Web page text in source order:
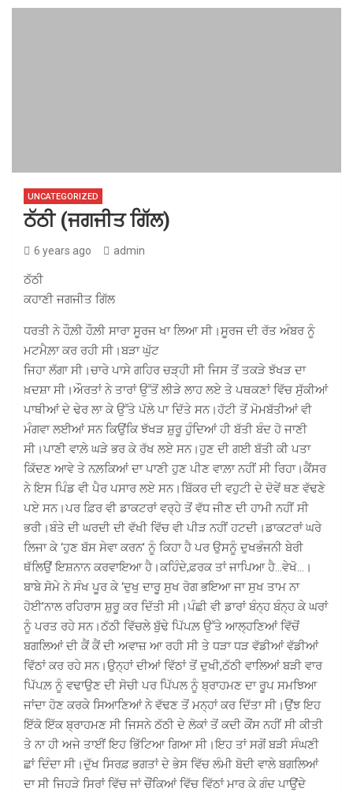
UNCATEGORIZED
ਠੱਠੀ (ਜਗਜੀਤ ਗਿੱਲ)
6 years ago admin
ਠੱਠੀ
ਕਹਾਣੀ ਜਗਜੀਤ ਗਿੱਲ
ਧਰਤੀ ਨੇ ਹੌਲ਼ੀ ਹੌਲ਼ੀ ਸਾਰਾ ਸੂਰਜ ਖਾ ਲਿਆ ਸੀ।ਸੂਰਜ ਦੀ ਰੱਤ ਅੰਬਰ ਨੂੰ
ਮਟਮੈਲ਼ਾ ਕਰ ਰਹੀ ਸੀ।ਬੜਾ ਘੁੱਟ
ਜਿਹਾ ਲੱਗਾ ਸੀ।ਚਾਰੇ ਪਾਸੇ ਗਹਿਰ ਚੜ੍ਹੀ ਸੀ ਜਿਸ ਤੋਂ ਤਕੜੇ ਝੱਖੜ ਦਾ
ਖ਼ਦਸ਼ਾ ਸੀ।ਔਰਤਾਂ ਨੇ ਤਾਰਾਂ ਉੱਤੋਂ ਲੀੜੇ ਲਾਹ ਲਏ ਤੇ ਪਥਕਣਾਂ ਵਿੱਚ ਸੁੱਕੀਆਂ
ਪਾਥੀਆਂ ਦੇ ਢੇਰ ਲਾ ਕੇ ਉੱਤੇ ਪੱਲੇ ਪਾ ਦਿੱਤੇ ਸਨ।ਹੱਟੀ ਤੋਂ ਮੋਮਬੱਤੀਆਂ ਵੀ
ਮੰਗਵਾ ਲਈਆਂ ਸਨ ਕਿਉਂਕਿ ਝੱਖੜ ਸ਼ੁਰੂ ਹੁੰਦਿਆਂ ਹੀ ਬੱਤੀ ਬੰਦ ਹੋ ਜਾਣੀ
ਸੀ।ਪਾਣੀ ਵਾਲ਼ੇ ਘੜੇ ਭਰ ਕੇ ਰੱਖ ਲਏ ਸਨ।ਹੁਣ ਦੀ ਗਈ ਬੱਤੀ ਕੀ ਪਤਾ
ਕਿੱਦਣ ਆਵੇ ਤੇ ਨਲ਼ਕਿਆਂ ਦਾ ਪਾਣੀ ਹੁਣ ਪੀਣ ਵਾਲ਼ਾ ਨਹੀਂ ਸੀ ਰਿਹਾ।ਕੈਂਸਰ
ਨੇ ਇਸ ਪਿੰਡ ਵੀ ਪੈਰ ਪਸਾਰ ਲਏ ਸਨ।ਬਿੱਕਰ ਦੀ ਵਹੁਟੀ ਦੇ ਦੋਵੇਂ ਥਣ ਵੱਢਣੇ
ਪਏ ਸਨ।ਪਰ ਫ਼ਿਰ ਵੀ ਡਾਕਟਰਾਂ ਵਰ੍ਹੇ ਤੋਂ ਵੱਧ ਜੀਣ ਦੀ ਹਾਮੀ ਨਹੀਂ ਸੀ
ਭਰੀ।ਬੰਤੇ ਦੀ ਘਰਦੀ ਦੀ ਵੱਖੀ ਵਿੱਚ ਵੀ ਪੀੜ ਨਹੀਂ ਹਟਦੀ।ਡਾਕਟਰਾਂ ਘਰੇ
ਲਿਜਾ ਕੇ ‘ਹੁਣ ਬੱਸ ਸੇਵਾ ਕਰਨ’ ਨੂੰ ਕਿਹਾ ਹੈ ਪਰ ਉਸਨੂੰ ਦੁਖਭੰਜਨੀ ਬੇਰੀ
ਥੱਲਿਉਂ ਇਸ਼ਨਾਨ ਕਰਵਾਇਆ ਹੈ।ਕਹਿੰਦੇ,ਫ਼ਰਕ ਤਾਂ ਜਾਪਿਆ ਹੈ…ਵੇਖੋ…।
ਬਾਬੇ ਸੋਮੇ ਨੇ ਸੰਖ ਪੂਰ ਕੇ ‘ਦੁਖੁ ਦਾਰੂ ਸੁਖ ਰੋਗ ਭਇਆ ਜਾ ਸੁਖ ਤਾਮ ਨਾ
ਹੋਈ’ਨਾਲ ਰਹਿਰਾਸ ਸ਼ੁਰੂ ਕਰ ਦਿੱਤੀ ਸੀ।ਪੰਛੀ ਵੀ ਡਾਰਾਂ ਬੰਨ੍ਹ ਬੰਨ੍ਹ ਕੇ ਘਰਾਂ
ਨੂੰ ਪਰਤ ਰਹੇ ਸਨ।ਠੱਠੀ ਵਿੱਚਲੇ ਬੁੱਢੇ ਪਿੱਪਲ਼ ਉੱਤੇ ਆਲ੍ਹਣਿਆਂ ਵਿੱਚੋਂ
ਬਗਲਿਆਂ ਦੀ ਕੈਂ ਕੈਂ ਦੀ ਅਵਾਜ਼ ਆ ਰਹੀ ਸੀ ਤੇ ਧੜਾ ਧੜ ਵੱਡੀਆਂ ਵੱਡੀਆਂ
ਵਿੱਠਾਂ ਕਰ ਰਹੇ ਸਨ।ਉਨ੍ਹਾਂ ਦੀਆਂ ਵਿੱਠਾਂ ਤੋਂ ਦੁਖੀ,ਠੱਠੀ ਵਾਲਿਆਂ ਬੜੀ ਵਾਰ
ਪਿੱਪਲ਼ ਨੂੰ ਵਢਾਉਣ ਦੀ ਸੋਚੀ ਪਰ ਪਿੱਪਲ ਨੂੰ ਬ੍ਰਾਹਮਣ ਦਾ ਰੂਪ ਸਮਝਿਆ
ਜਾਂਦਾ ਹੋਣ ਕਰਕੇ ਸਿਆਣਿਆਂ ਨੇ ਵੱਢਣ ਤੋਂ ਮਨ੍ਹਾਂ ਕਰ ਦਿੱਤਾ ਸੀ।ਉਂਝ ਇਹ
ਇੱਕੋ ਇੱਕ ਬ੍ਰਾਹਮਣ ਸੀ ਜਿਸਨੇ ਠੱਠੀ ਦੇ ਲੋਕਾਂ ਤੋਂ ਕਦੀ ਕੌਂਸ ਨਹੀਂ ਸੀ ਕੀਤੀ
ਤੇ ਨਾ ਹੀ ਅਜੇ ਤਾਈਂ ਇਹ ਭਿੱਟਿਆ ਗਿਆ ਸੀ।ਇਹ ਤਾਂ ਸਗੋਂ ਬੜੀ ਸੰਘਣੀ
ਛਾਂ ਦਿੰਦਾ ਸੀ।ਦੁੱਖ ਸਿਰਫ਼ ਭਗਤਾਂ ਦੇ ਭੇਸ ਵਿੱਚ ਲੰਮੀ ਬੋਦੀ ਵਾਲੇ ਬਗਲਿਆਂ
ਦਾ ਸੀ ਜਿਹੜੇ ਸਿਰਾਂ ਵਿੱਚ ਜਾਂ ਚੌਂਕਿਆਂ ਵਿੱਚ ਵਿੱਠਾਂ ਮਾਰ ਕੇ ਗੰਦ ਪਾਉਂਦੇ